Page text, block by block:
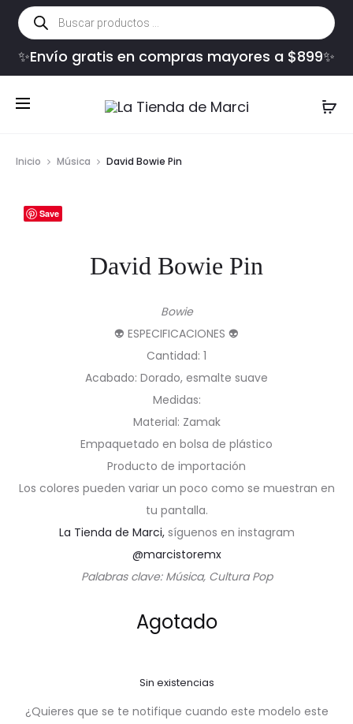
Búsqueda
de
productos
✨Envío gratis en compras mayores a $899✨
Inicio Música David Bowie Pin
Save
David Bowie Pin
Bowie
👽 ESPECIFICACIONES 👽
Cantidad: 1
Acabado: Dorado, esmalte suave
Medidas:
Material: Zamak
Empaquetado en bolsa de plástico
Producto de importación
Los colores pueden variar un poco como se muestran en
tu pantalla.
La Tienda de Marci, síguenos en instagram
@marcistoremx
Palabras clave: Música, Cultura Pop
Agotado
Sin existencias
¿Quieres que se te notifique cuando este modelo este